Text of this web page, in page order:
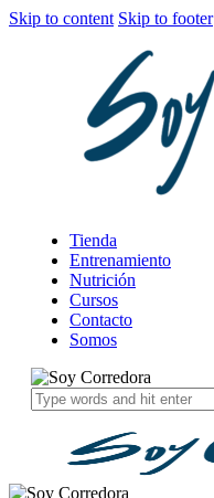
Skip to content Skip to footer
Tienda
Entrenamiento
Nutrición
Cursos
Contacto
Somos